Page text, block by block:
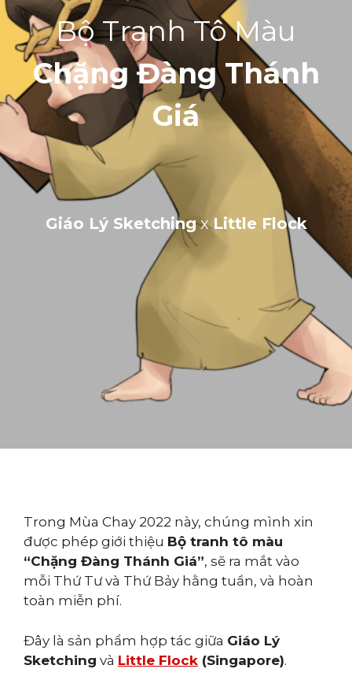
Bộ Tranh Tô Màu
Chặng Đàng Thánh
Giá
Giáo Lý SketchingxLittle Flock
Trong Mùa Chay 2022 này, chúng mình xin
được phép giới thiệu Bộ tranh tô màu
“Chặng Đàng Thánh Giá”, sẽ ra mắt vào
mỗi Thứ Tư và Thứ Bảy hằng tuần, và hoàn
toàn miễn phí.
Đây là sản phẩm hợp tác giữa Giáo Lý
Sketching và Little Flock (Singapore).